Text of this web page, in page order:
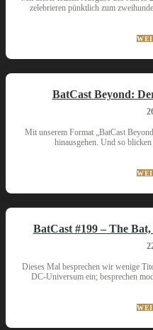
zelebrieren pünktlich zum
BatCast Beyond:
Mit unserem Format „BatCast
hinausgehen. Und so
BatCast #199 – The
Dieses Mal besprechen wir wenige
DC-Universum ein; besprechen